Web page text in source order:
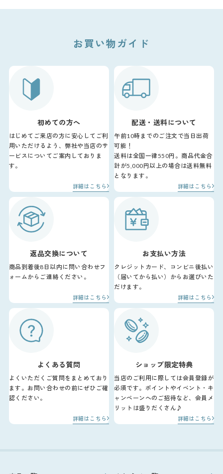
お買い物ガイド
初めての方へ
はじめてご来店の方に安心してご利
用いただけるよう、弊社や当店のサ
ービスについてご案内しておりま
す。
詳細はこちら
配送・送料について
午前10時までのご注文で当日出荷
可能！
送料は全国一律550円。商品代金合
計が5,000円以上の場合は送料無料
となります。
詳細はこちら
返品交換について
商品到着後8日以内に問い合わせフ
ォームからご連絡ください。
詳細はこちら
お支払い方法
クレジットカード、コンビニ後払い
（届いてから払い）からお選びいた
だけます。
詳細はこちら
よくある質問
よくいただくご質問をまとめており
ます。お問い合わせの前にぜひご確
認ください。
詳細はこちら
ショップ限定特典
当店のご利用に際しては会員登録が
必須です。ポイントやイベント・キ
ャンペーンへのご招待など、会員メ
リットは盛りだくさん♪
詳細はこちら